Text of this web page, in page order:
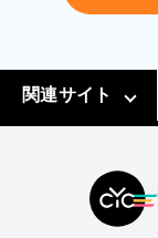
関連サイト